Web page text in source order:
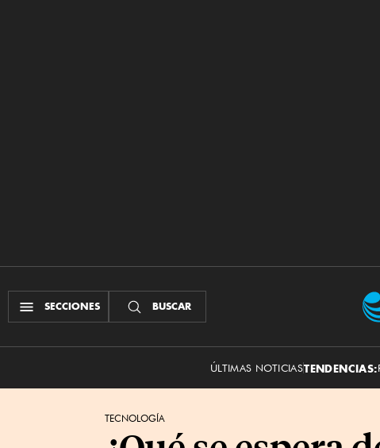
SECCIONES BUSCAR
ÚLTIMAS NOTICIASTENDENCIAS:
TECNOLOGÍA